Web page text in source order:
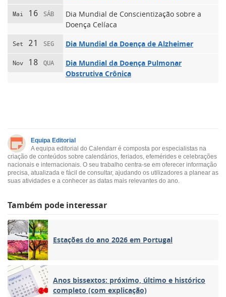
Mai 16 SÁB
Dia Mundial de Conscientização sobre a
Doença Celíaca
Set 21 SEG Dia Mundial da Doença de Alzheimer
Nov 18 QUA
Dia Mundial da Doença Pulmonar
Obstrutiva Crônica
Equipa Editorial
A equipa editorial do Calendarr é composta por especialistas na
criação de conteúdos sobre calendários, feriados, efemérides e celebrações
nacionais e internacionais. O seu trabalho centra-se em oferecer informação
precisa, atualizada e fácil de consultar, ajudando os utilizadores a planear as
suas atividades e a conhecer as datas mais relevantes do ano.
Também pode interessar
Estações do ano 2026 em Portugal
Anos bissextos: próximo, último e histórico
completo (com explicação)